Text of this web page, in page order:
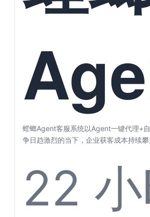
服
螳螂Agent客服系统以Agent一键代理+
争日趋激烈的当下，企业获客成本持续
22